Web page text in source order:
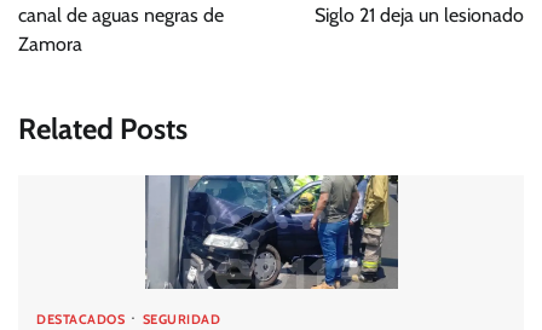
entradas
canal de aguas negras de
Zamora
Siglo 21 deja un lesionado
Related Posts
DESTACADOS SEGURIDAD